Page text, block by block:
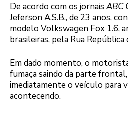
De acordo com os jornaisABC
Jeferson A.S.B., de 23 anos,
modelo Volkswagen Fox 1.6,
brasileiras, pela Rua República
Em dado momento, o
fumaça saindo da parte
imediatamente o veículo para
acontecendo.